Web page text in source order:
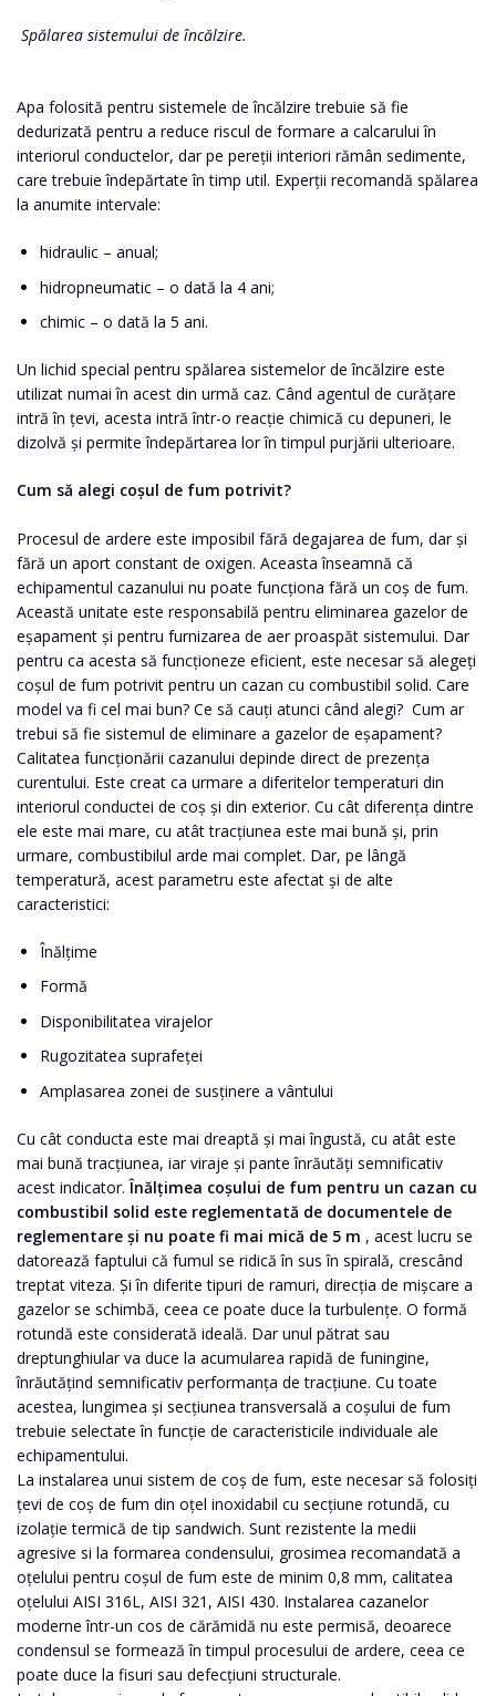
Spălarea sistemului de încălzire.
Apa folosită pentru sistemele de încălzire trebuie să fie
dedurizată pentru a reduce riscul de formare a calcarului în
interiorul conductelor, dar pe pereții interiori rămân sedimente,
care trebuie îndepărtate în timp util. Experții recomandă spălarea
la anumite intervale:
hidraulic – anual;
hidropneumatic – o dată la 4 ani;
chimic – o dată la 5 ani.
Un lichid special pentru spălarea sistemelor de încălzire este
utilizat numai în acest din urmă caz. Când agentul de curățare
intră în țevi, acesta intră într-o reacție chimică cu depuneri, le
dizolvă și permite îndepărtarea lor în timpul purjării ulterioare.
Cum să alegi coșul de fum potrivit?
Procesul de ardere este imposibil fără degajarea de fum, dar și
fără un aport constant de oxigen. Aceasta înseamnă că
echipamentul cazanului nu poate funcționa fără un coș de fum.
Această unitate este responsabilă pentru eliminarea gazelor de
eșapament și pentru furnizarea de aer proaspăt sistemului. Dar
pentru ca acesta să funcționeze eficient, este necesar să alegeți
coșul de fum potrivit pentru un cazan cu combustibil solid. Care
model va fi cel mai bun? Ce să cauți atunci când alegi? Cum ar
trebui să fie sistemul de eliminare a gazelor de eșapament?
Calitatea funcționării cazanului depinde direct de prezența
curentului. Este creat ca urmare a diferitelor temperaturi din
interiorul conductei de coș și din exterior. Cu cât diferența dintre
ele este mai mare, cu atât tracțiunea este mai bună și, prin
urmare, combustibilul arde mai complet. Dar, pe lângă
temperatură, acest parametru este afectat și de alte
caracteristici:
Înălţime
Formă
Disponibilitatea virajelor
Rugozitatea suprafeței
Amplasarea zonei de susținere a vântului
Cu cât conducta este mai dreaptă și mai îngustă, cu atât este
mai bună tracțiunea, iar viraje și pante înrăutăți semnificativ
acest indicator.Înălțimea coșului de fum pentru un cazan cu
combustibil solid este reglementată de documentele de
reglementare și nu poate fi mai mică de 5 m , acest lucru se
datorează faptului că fumul se ridică în sus în spirală, crescând
treptat viteza. Și în diferite tipuri de ramuri, direcția de mișcare a
gazelor se schimbă, ceea ce poate duce la turbulențe. O formă
rotundă este considerată ideală. Dar unul pătrat sau
dreptunghiular va duce la acumularea rapidă de funingine,
înrăutățind semnificativ performanța de tracțiune. Cu toate
acestea, lungimea și secțiunea transversală a coșului de fum
trebuie selectate în funcție de caracteristicile individuale ale
echipamentului.
La instalarea unui sistem de coș de fum, este necesar să folosiți
țevi de coș de fum din oțel inoxidabil cu secțiune rotundă, cu
izolație termică de tip sandwich. Sunt rezistente la medii
agresive si la formarea condensului, grosimea recomandată a
oțelului pentru coșul de fum este de minim 0,8 mm, calitatea
oțelului AISI 316L, AISI 321, AISI 430. Instalarea cazanelor
moderne într-un cos de cărămidă nu este permisă, deoarece
condensul se formează în timpul procesului de ardere, ceea ce
poate duce la fisuri sau defecțiuni structurale.